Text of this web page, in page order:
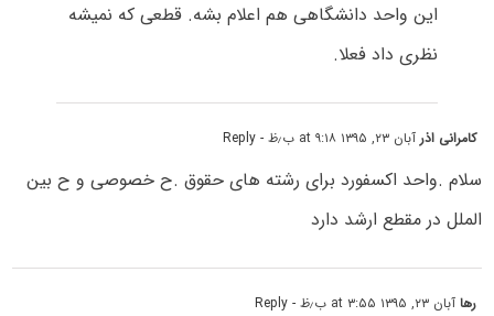
این واحد دانشگاهی هم اعلام بشه. قطعی که نمیشه
نظری داد فعلا.
کامرانی اذرآبان ۲۳, ۱۳۹۵ at ۹:۱۸ ب٫ظ - Reply
سلام .واحد اکسفورد برای رشته های حقوق .ح خصوصی و ح بین
الملل در مقطع ارشد دارد
رهاآبان ۲۳, ۱۳۹۵ at ۳:۵۵ ب٫ظ - Reply